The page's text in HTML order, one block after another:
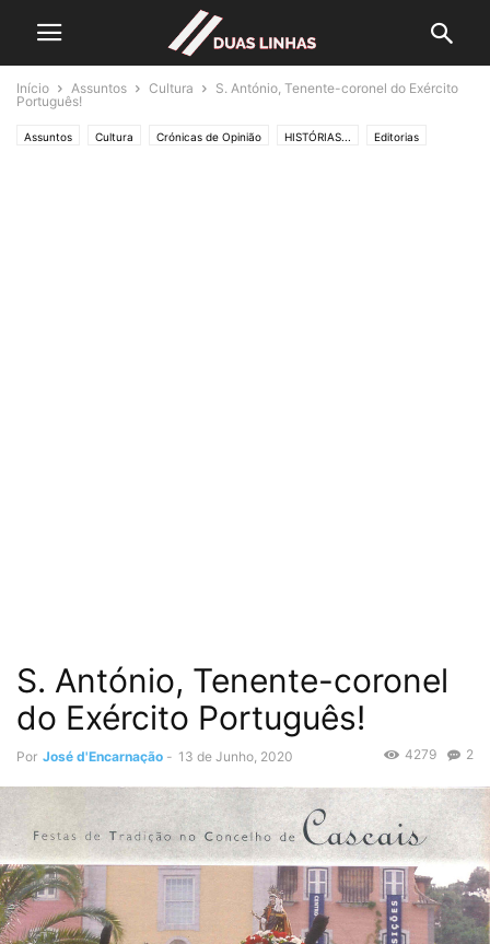
Início Assuntos Cultura
S. António, Tenente-coronel do Exército
Português!
Assuntos Cultura Crónicas de Opinião HISTÓRIAS... Editorias
S. António, Tenente-coronel
do Exército Português!
Por José d'Encarnação - 13 de Junho, 2020 2
4279